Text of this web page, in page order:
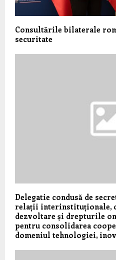
Consultările bilaterale
securitate
Delegatie condusă de
relații interinstituționale,
dezvoltare și drepturile
pentru consolidarea
domeniul tehnologiei,